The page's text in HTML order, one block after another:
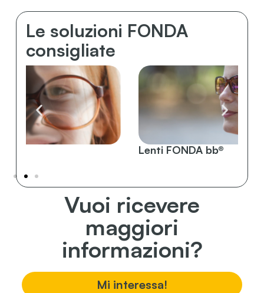
Le soluzioni FONDA
consigliate
Vuoi ricevere
maggiori
informazioni?
Mi interessa!